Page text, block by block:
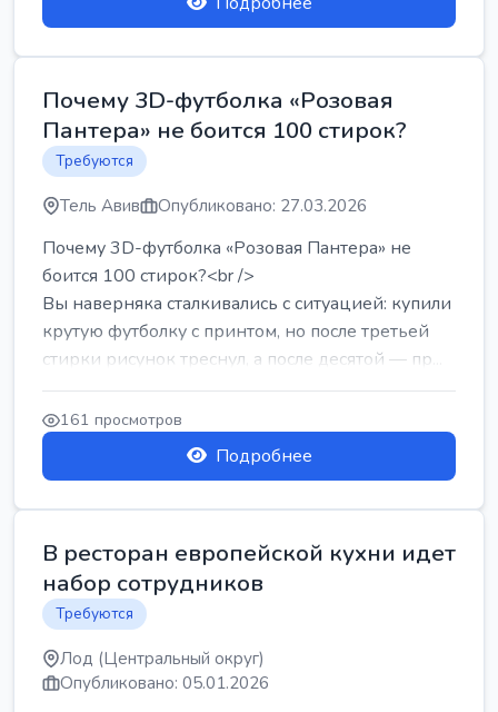
Почему 3D-футболка «Розовая
Пантера» не боится 100 стирок?
Требуются
Тель Авив Опубликовано: 27.03.2026
Почему 3D-футболка «Розовая Пантера» не
боится 100 стирок?<br />
Вы наверняка сталкивались с ситуацией: купили
крутую футболку с принтом, но после третьей
стирки рисунок треснул, а после десятой — пр...
161 просмотров
Подробнее
В ресторан европейской кухни идет
набор сотрудников
Требуются
Лод (Центральный округ)
Опубликовано: 05.01.2026